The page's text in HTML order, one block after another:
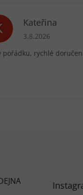
Kateřina
Hodnocení
3.8.2026
pořádku, rychlé